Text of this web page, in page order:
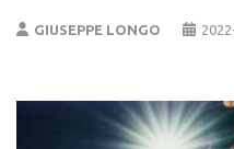
GIUSEPPE LONGO